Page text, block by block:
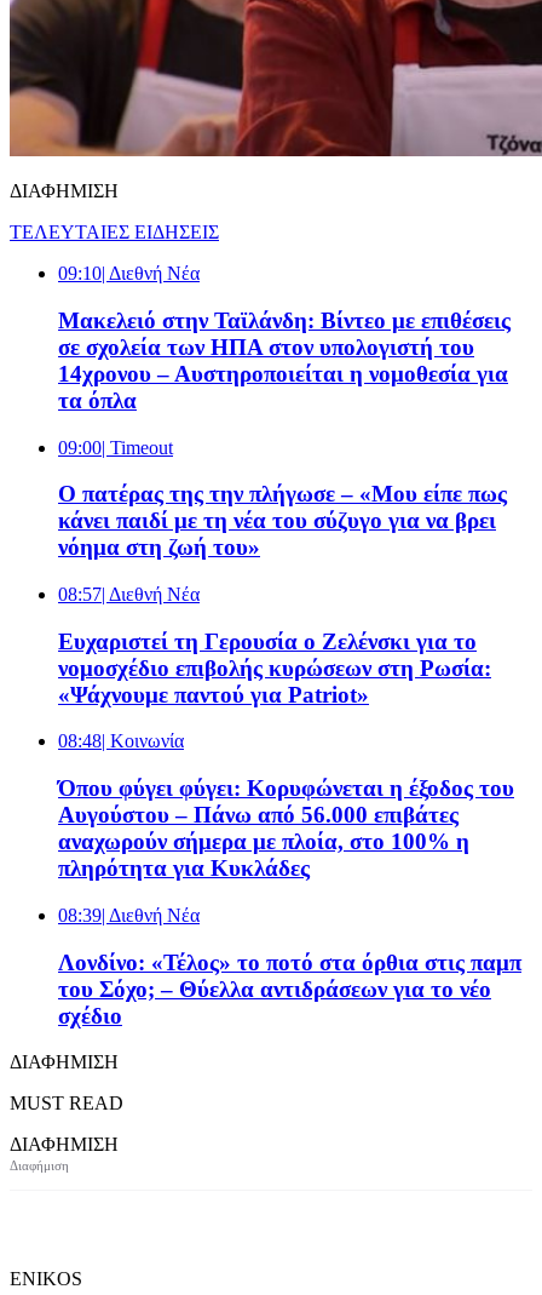
ΔΙΑΦΗΜΙΣΗ
ΤΕΛΕΥΤΑΙΕΣ ΕΙΔΗΣΕΙΣ
09:10| Διεθνή Νέα
Μακελειό στην Ταϊλάνδη: Βίντεο με επιθέσεις
σε σχολεία των ΗΠΑ στον υπολογιστή του
14χρονου – Αυστηροποιείται η νομοθεσία για
τα όπλα
09:00| Timeout
Ο πατέρας της την πλήγωσε – «Μου είπε πως
κάνει παιδί με τη νέα του σύζυγο για να βρει
νόημα στη ζωή του»
08:57| Διεθνή Νέα
Ευχαριστεί τη Γερουσία ο Ζελένσκι για το
νομοσχέδιο επιβολής κυρώσεων στη Ρωσία:
«Ψάχνουμε παντού για Patriot»
08:48| Κοινωνία
Όπου φύγει φύγει: Κορυφώνεται η έξοδος του
Αυγούστου – Πάνω από 56.000 επιβάτες
αναχωρούν σήμερα με πλοία, στο 100% η
πληρότητα για Κυκλάδες
08:39| Διεθνή Νέα
Λονδίνο: «Τέλος» το ποτό στα όρθια στις παμπ
του Σόχο; – Θύελλα αντιδράσεων για το νέο
σχέδιο
ΔΙΑΦΗΜΙΣΗ
MUST READ
ΔΙΑΦΗΜΙΣΗ
ENIKOS